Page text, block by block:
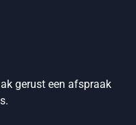
gerust een afspraak